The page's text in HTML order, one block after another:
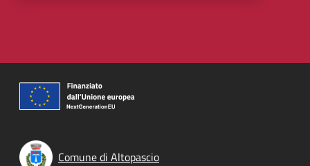
Comune di Altopascio